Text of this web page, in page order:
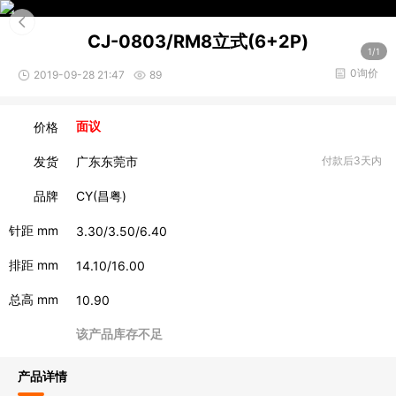
1/1
CJ-0803/RM8立式(6+2P)
2019-09-28 21:47 89 0询价
价格 面议
发货 广东东莞市 付款后3天内
品牌 CY(昌粤)
针距 mm 3.30/3.50/6.40
排距 mm 14.10/16.00
总高 mm 10.90
该产品库存不足
产品详情